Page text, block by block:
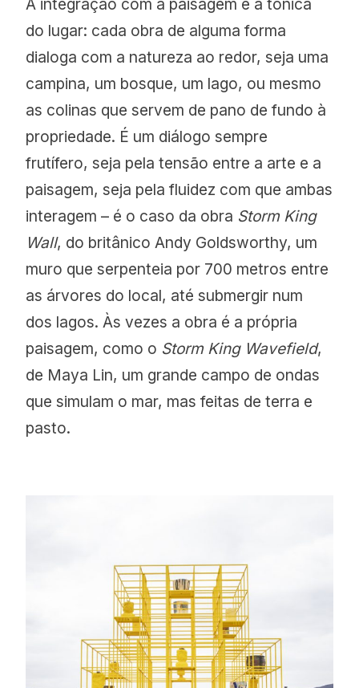
A integração com a paisagem é a tônica
do lugar: cada obra de alguma forma
dialoga com a natureza ao redor, seja uma
campina, um bosque, um lago, ou mesmo
as colinas que servem de pano de fundo à
propriedade. É um diálogo sempre
frutífero, seja pela tensão entre a arte e a
paisagem, seja pela fluidez com que ambas
interagem – é o caso da obra Storm King
Wall, do britânico Andy Goldsworthy, um
muro que serpenteia por 700 metros entre
as árvores do local, até submergir num
dos lagos. Às vezes a obra é a própria
paisagem, como o Storm King Wavefield,
de Maya Lin, um grande campo de ondas
que simulam o mar, mas feitas de terra e
pasto.